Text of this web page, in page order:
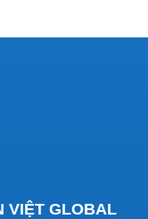
VIỆT GLOBAL